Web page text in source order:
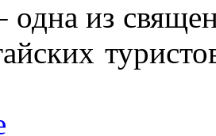
одна из